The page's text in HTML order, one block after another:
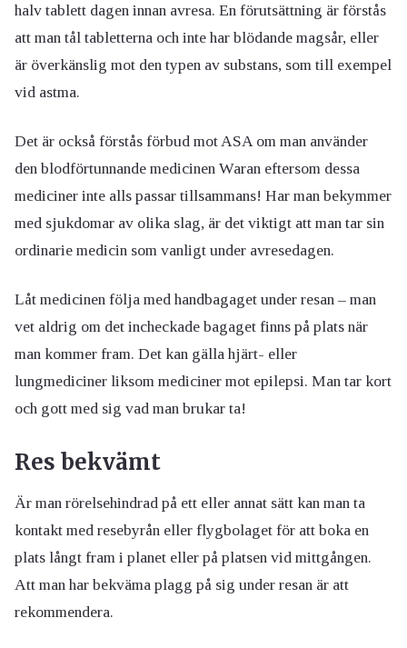
halv tablett dagen innan avresa. En förutsättning är förstås
att man tål tabletterna och inte har blödande magsår, eller
är överkänslig mot den typen av substans, som till exempel
vid astma.
Det är också förstås förbud mot ASA om man använder
den blodförtunnande medicinen Waran eftersom dessa
mediciner inte alls passar tillsammans! Har man bekymmer
med sjukdomar av olika slag, är det viktigt att man tar sin
ordinarie medicin som vanligt under avresedagen.
Låt medicinen följa med handbagaget under resan – man
vet aldrig om det incheckade bagaget finns på plats när
man kommer fram. Det kan gälla hjärt- eller
lungmediciner liksom mediciner mot epilepsi. Man tar kort
och gott med sig vad man brukar ta!
Res bekvämt
Är man rörelsehindrad på ett eller annat sätt kan man ta
kontakt med resebyrån eller flygbolaget för att boka en
plats långt fram i planet eller på platsen vid mittgången.
Att man har bekväma plagg på sig under resan är att
rekommendera.